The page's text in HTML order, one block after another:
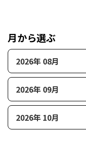
月から選ぶ
2026年 08月
2026年 09月
2026年 10月